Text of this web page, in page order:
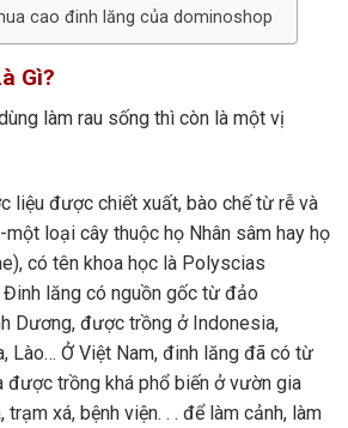
cao đinh lăng của dominoshop
Gì?
làm rau sống thì còn là một vị
liệu được chiết xuất, bào chế từ rễ và
loại cây thuộc họ Nhân sâm hay họ
có tên khoa học là Polyscias
lăng có nguồn gốc từ đảo
Dương, được trồng ở Indonesia,
Lào… Ở Việt Nam, đinh lăng đã có từ
được trồng khá phổ biến ở vườn gia
xá, bệnh viện. . . để làm cảnh, làm